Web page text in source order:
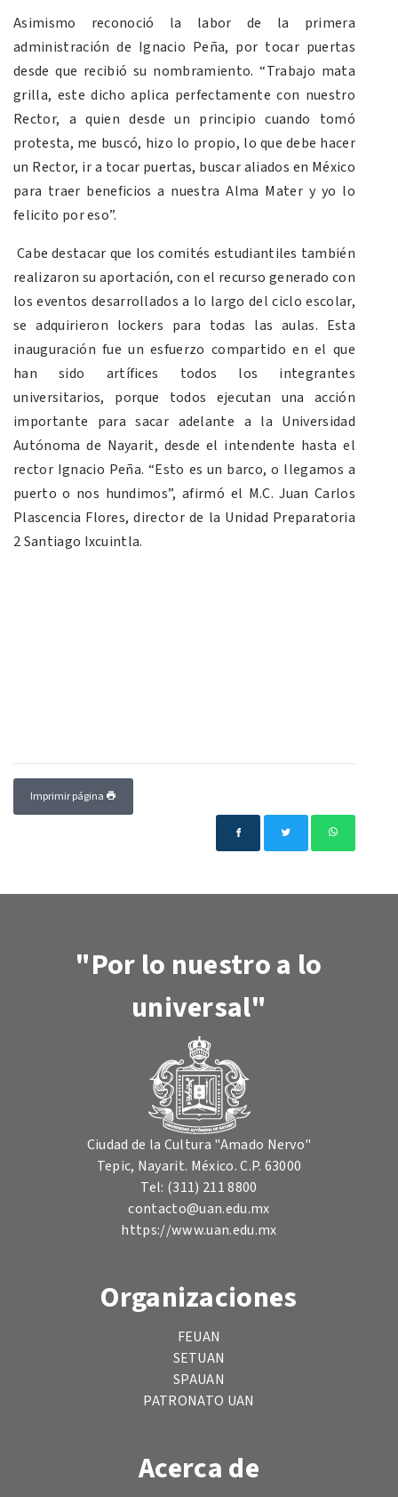
Asimismo reconoció la labor de la primera
administración de Ignacio Peña, por tocar puertas
desde que recibió su nombramiento. “Trabajo mata
grilla, este dicho aplica perfectamente con nuestro
Rector, a quien desde un principio cuando tomó
protesta, me buscó, hizo lo propio, lo que debe hacer
un Rector, ir a tocar puertas, buscar aliados en México
para traer beneficios a nuestra Alma Mater y yo lo
felicito por eso”.
Cabe destacar que los comités estudiantiles también
realizaron su aportación, con el recurso generado con
los eventos desarrollados a lo largo del ciclo escolar,
se adquirieron lockers para todas las aulas. Esta
inauguración fue un esfuerzo compartido en el que
han sido artífices todos los integrantes
universitarios, porque todos ejecutan una acción
importante para sacar adelante a la Universidad
Autónoma de Nayarit, desde el intendente hasta el
rector Ignacio Peña. “Esto es un barco, o llegamos a
puerto o nos hundimos”, afirmó el M.C. Juan Carlos
Plascencia Flores, director de la Unidad Preparatoria
2 Santiago Ixcuintla.
Imprimir página
"Por lo nuestro a lo
universal"
Ciudad de la Cultura "Amado Nervo"
Tepic, Nayarit. México. C.P. 63000
Tel: (311) 211 8800
contacto@uan.edu.mx
https://www.uan.edu.mx
Organizaciones
FEUAN
SETUAN
SPAUAN
PATRONATO UAN
Acerca de